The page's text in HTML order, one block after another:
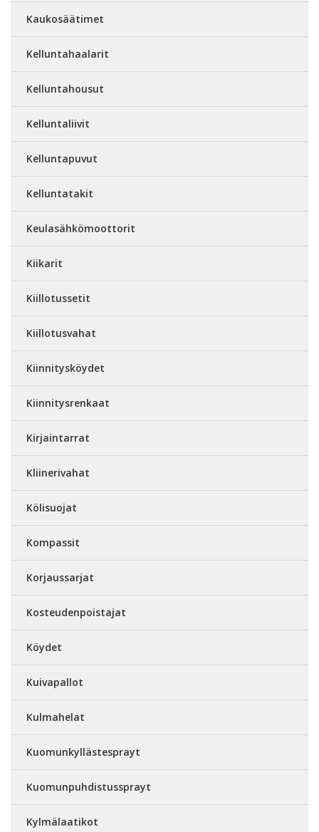
Kaukosäätimet
Kelluntahaalarit
Kelluntahousut
Kelluntaliivit
Kelluntapuvut
Kelluntatakit
Keulasähkömoottorit
Kiikarit
Kiillotussetit
Kiillotusvahat
Kiinnitysköydet
Kiinnitysrenkaat
Kirjaintarrat
Kliinerivahat
Kölisuojat
Kompassit
Korjaussarjat
Kosteudenpoistajat
Köydet
Kuivapallot
Kulmahelat
Kuomunkyllästesprayt
Kuomunpuhdistussprayt
Kylmälaatikot